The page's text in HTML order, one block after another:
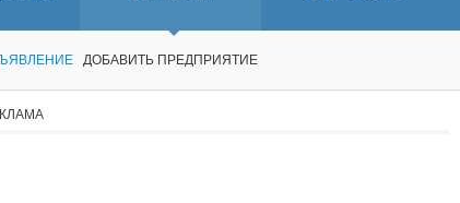
ДОБАВИТЬ ПРЕДПРИЯТИЕ